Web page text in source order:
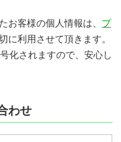
お客様の個人情報は、 プ
に利用させて頂きます。
化されますので、安心し
わせ